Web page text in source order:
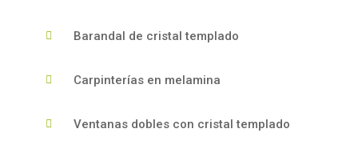
 Barandal de cristal templado
 Carpinterías en melamina
 Ventanas dobles con cristal templado